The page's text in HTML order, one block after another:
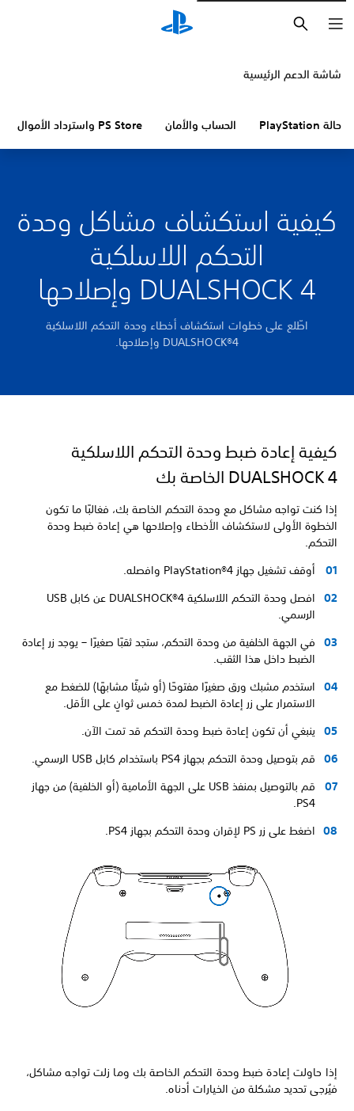
شاشة الدعم الرئيسية
حالة PlayStation الحساب والأمان PS Store واسترداد الأموال
كيفية استكشاف مشاكل وحدة
التحكم اللاسلكية
DUALSHOCK 4 وإصلاحها
اطّلع على خطوات استكشاف أخطاء وحدة التحكم اللاسلكية
DUALSHOCK®4‏ وإصلاحها.
كيفية إعادة ضبط وحدة التحكم اللاسلكية
DUALSHOCK 4 الخاصة بك
إذا كنت تواجه مشاكل مع وحدة التحكم الخاصة بك، فغالبًا ما تكون
الخطوة الأولى لاستكشاف الأخطاء وإصلاحها هي إعادة ضبط وحدة
التحكم.
أوقف تشغيل جهاز PlayStation®4 وافصله.
افصل وحدة التحكم اللاسلكية DUALSHOCK®4 عن كابل USB
الرسمي.
في الجهة الخلفية من وحدة التحكم، ستجد ثقبًا صغيرًا – يوجد زر إعادة
الضبط داخل هذا الثقب.
استخدم مشبك ورق صغيرًا مفتوحًا (أو شيئًا مشابهًا) للضغط مع
الاستمرار على زر إعادة الضبط لمدة خمس ثوانٍ على الأقل.
ينبغي أن تكون إعادة ضبط وحدة التحكم قد تمت الآن.
قم بتوصيل وحدة التحكم بجهاز PS4 باستخدام كابل USB الرسمي.
قم بالتوصيل بمنفذ USB على الجهة الأمامية (أو الخلفية) من جهاز
PS4.
اضغط على زر PS لإقران وحدة التحكم بجهاز PS4.
إذا حاولت إعادة ضبط وحدة التحكم الخاصة بك وما زلت تواجه مشاكل،
فيُرجى تحديد مشكلة من الخيارات أدناه.